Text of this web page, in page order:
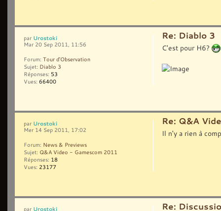
Re: Diablo 3
C'est pour H6?
par Urostoki
Mar 20 Sep 2011, 11:56
Forum: Tour d'Observation
Sujet: Diablo 3
Réponses: 53
Vues: 66400
Re: Q&A
Il n'y a rien à
par Urostoki
Mer 14 Sep 2011, 17:02
Forum: News & Previews
Sujet: Q&A Video - Gamescom 2011
Réponses: 18
Vues: 23177
Re:
par Urostoki